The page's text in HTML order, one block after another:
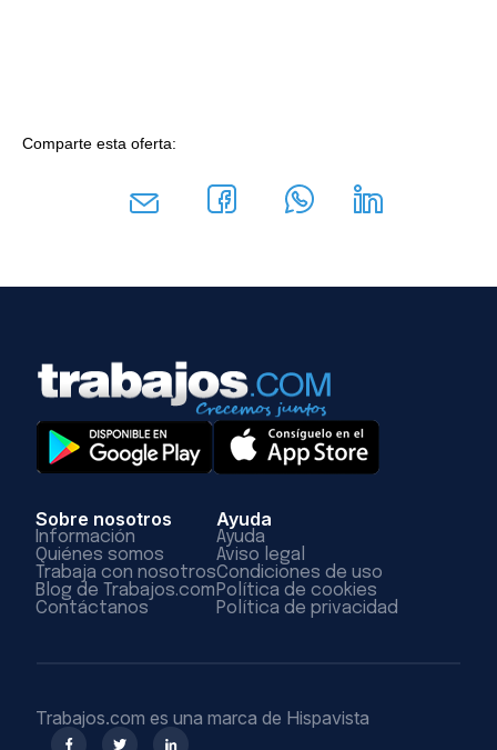
Comparte esta oferta:
Sobre nosotros
Información
Quiénes somos
Trabaja con nosotros
Blog de Trabajos.com
Contáctanos
Ayuda
Ayuda
Aviso legal
Condiciones de uso
Política de cookies
Política de privacidad
Trabajos.com es una marca de Hispavista